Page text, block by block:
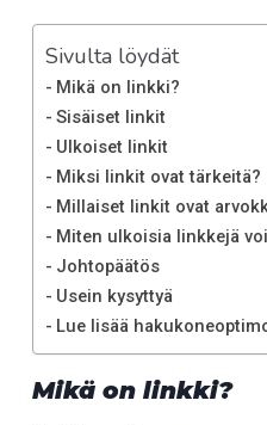
Sivulta löydät
Mikä on linkki?
Sisäiset linkit
Ulkoiset linkit
Miksi linkit ovat tärkeitä?
Millaiset linkit ovat
Miten ulkoisia linkkejä
Johtopäätös
Usein kysyttyä
Lue lisää
Mikä on linkki?